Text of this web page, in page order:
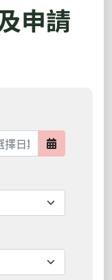
申請
圍結束 日期範圍